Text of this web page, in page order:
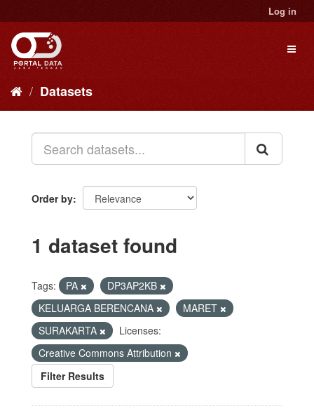
to
content
Log in
Datasets
Order by
1 dataset found
Tags: PA
DP3AP2KB
KELUARGA BERENCANA
MARET
SURAKARTA
Licenses:
Creative Commons Attribution
Filter Results